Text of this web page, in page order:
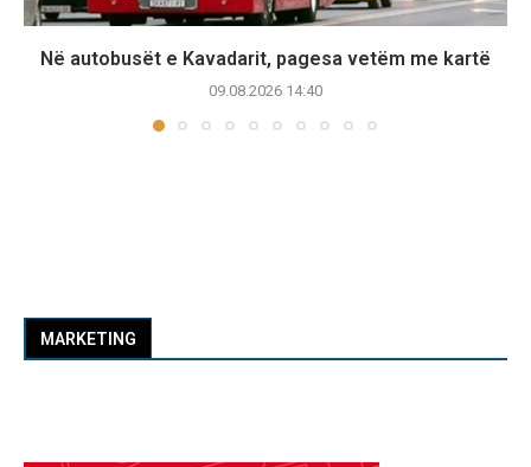
Në autobusët e Kavadarit, pagesa vetëm me kartë
09.08.2026 14:40
MARKETING